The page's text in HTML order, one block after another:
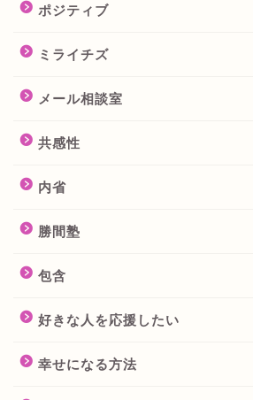
ポジティブ
ミライチズ
メール相談室
共感性
内省
勝間塾
包含
好きな人を応援したい
幸せになる方法